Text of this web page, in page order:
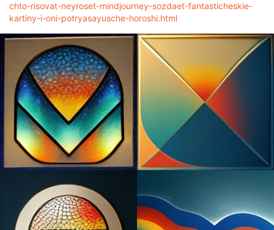
chto-risovat-neyroset-mindjourney-sozdaet-fantasticheskie-
kartiny-i-oni-potryasayusche-horoshi.html